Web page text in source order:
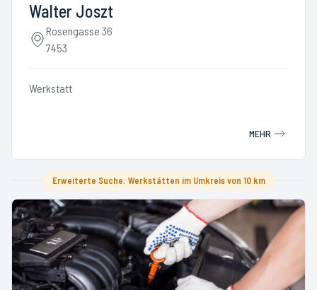
Walter Joszt
Rosengasse 36
7453
Werkstatt
MEHR
Erweiterte Suche: Werkstätten im Umkreis von 10 km